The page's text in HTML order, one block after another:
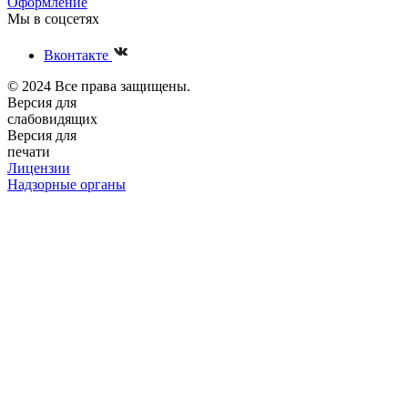
Мы в соцсетях
Вконтакте
© 2024 Все права защищены.
Версия для
слабовидящих
Версия для
печати
Лицензии
Надзорные органы